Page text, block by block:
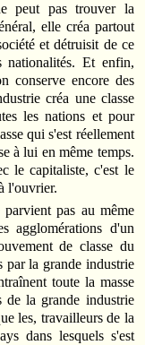
peut pas trouver la
elle créa partout
et détruisit de ce
nationalités. Et enfin,
conserve encore des
créa une classe
les nations et pour
qui s'est réellement
à lui en même temps.
le capitaliste, c'est le
l'ouvrier.
pas au même
agglomérations d'un
de classe du
par la grande industrie
toute la masse
de la grande industrie
les, travailleurs de la
dans lesquels s'est